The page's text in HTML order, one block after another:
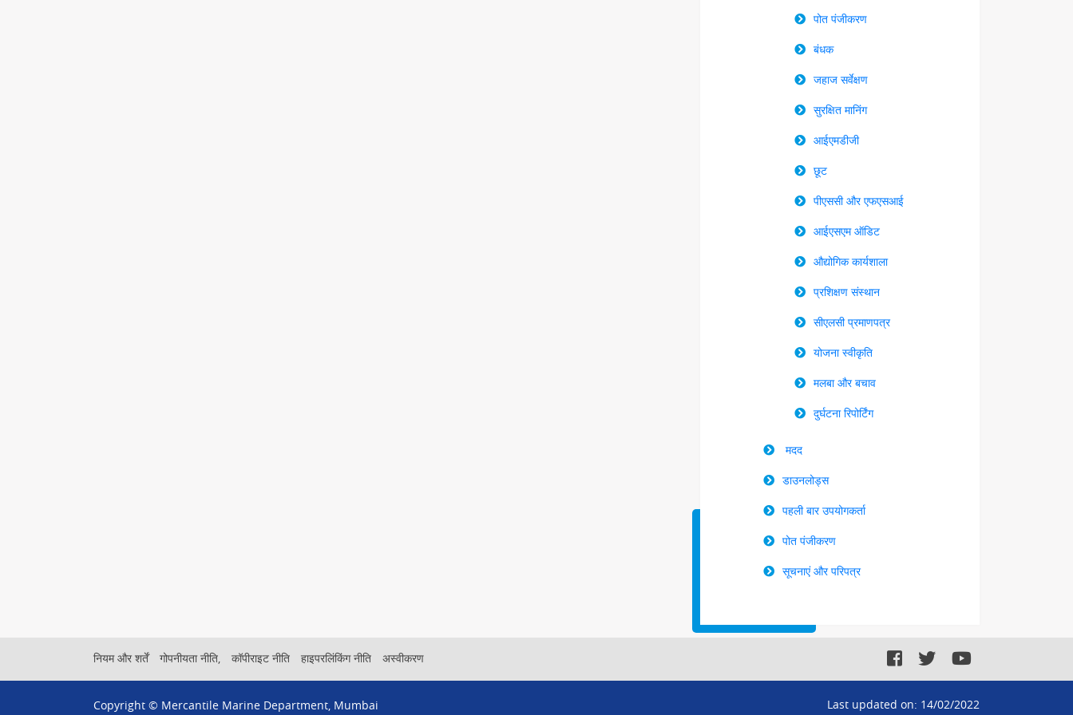
पोत पंजीकरण
बंधक
जहाज सर्वेक्षण
सुरक्षित मानिंग
आईएमडीजी
छूट
पीएससी और एफएसआई
आईएसएम ऑडिट
औद्योगिक कार्यशाला
प्रशिक्षण संस्थान
सीएलसी प्रमाणपत्र
योजना स्वीकृति
मलबा और बचाव
दुर्घटना रिपोर्टिंग
मदद
डाउनलोड्स
पहली बार उपयोगकर्ता
पोत पंजीकरण
सूचनाएं और परिपत्र
Footer
Menu
नियम और शर्तें गोपनीयता नीति, कॉपीराइट नीति हाइपरलिंकिंग नीति अस्वीकरण
Copyright © Mercantile Marine Department, Mumbai Last updated on: 14/02/2022